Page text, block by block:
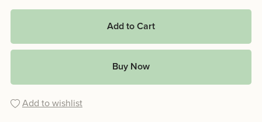
Add to Cart
Buy Now
Add to wishlist